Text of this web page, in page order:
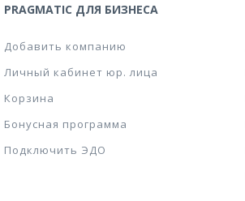
PRAGMATIC ДЛЯ БИЗНЕСА
Добавить компанию
Личный кабинет юр. лица
Корзина
Бонусная программа
Подключить ЭДО